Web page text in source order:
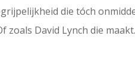
die tóch
David Lynch die